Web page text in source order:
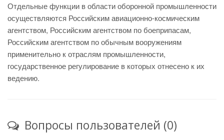
Отдельные функции в области оборонной промышленности
осуществляются Российским авиационно-космическим
агентством, Российским агентством по боеприпасам,
Российским агентством по обычным вооружениям
применительно к отраслям промышленности,
государственное регулирование в которых отнесено к их
ведению.
Вопросы пользователей (0)